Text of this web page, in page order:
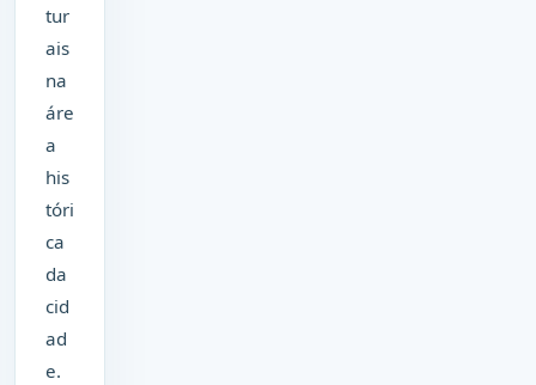
tur
ais
na
áre
a
his
tóri
ca
da
cid
ad
e.